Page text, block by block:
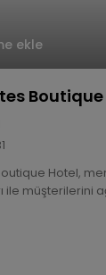
ekle
Hotel,
müşterilerini